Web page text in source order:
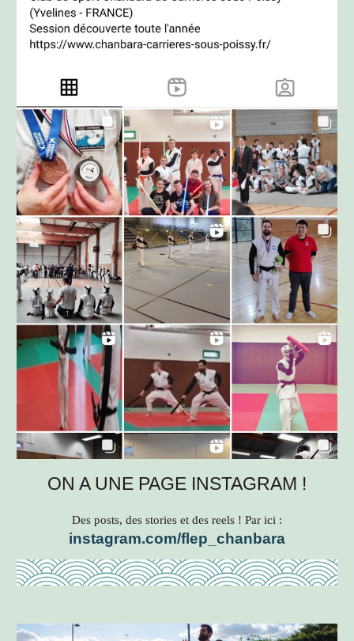
ON A UNE PAGE INSTAGRAM !
Des posts, des stories et des reels ! Par ici :
instagram.com/flep_chanbara